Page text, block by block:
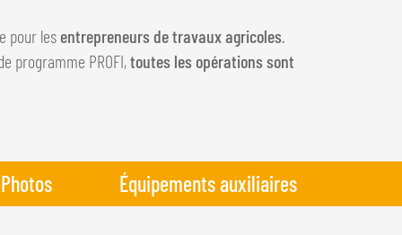
pour les entrepreneurs de travaux agricoles.
programme PROFI,toutes les opérations sont
Photos Équipements auxiliaires